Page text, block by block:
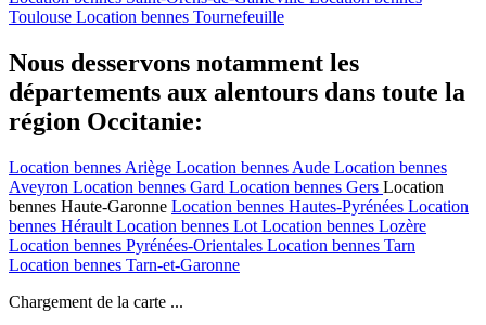
Toulouse Location bennes Tournefeuille
Nous desservons notamment les
départements aux alentours dans toute la
région Occitanie:
Location bennes Ariège Location bennes Aude Location bennes
Aveyron Location bennes Gard Location bennes Gers Location
bennes Haute-Garonne Location bennes Hautes-Pyrénées Location
bennes Hérault Location bennes Lot Location bennes Lozère
Location bennes Pyrénées-Orientales Location bennes Tarn
Location bennes Tarn-et-Garonne
Chargement de la carte ...